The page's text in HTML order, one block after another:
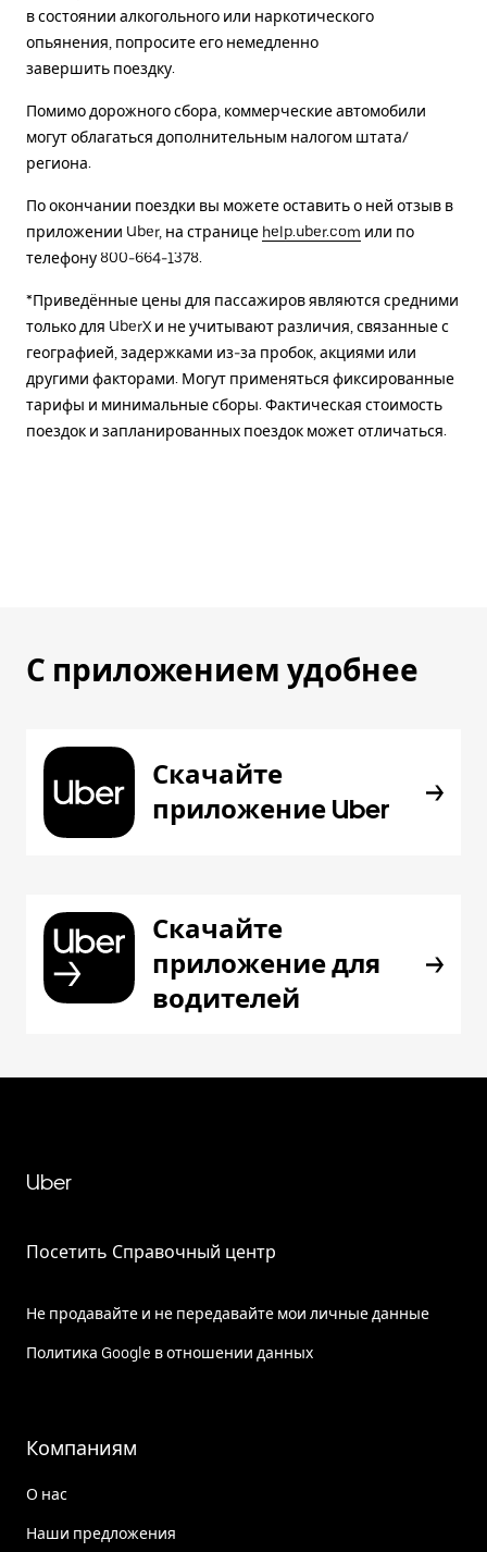
в состоянии алкогольного или наркотического
опьянения, попросите его немедленно
завершить поездку.
Помимо дорожного сбора, коммерческие автомобили
могут облагаться дополнительным налогом штата/
региона.
По окончании поездки вы можете оставить о ней отзыв в
приложении Uber, на странице help.uber.com или по
телефону 800-664-1378.
*Приведённые цены для пассажиров являются средними
только для UberX и не учитывают различия, связанные с
географией, задержками из-за пробок, акциями или
другими факторами. Могут применяться фиксированные
тарифы и минимальные сборы. Фактическая стоимость
поездок и запланированных поездок может отличаться.
С приложением удобнее
Скачайте
приложение Uber
Скачайте
приложение для
водителей
Uber
Посетить Справочный центр
Не продавайте и не передавайте мои личные данные
Политика Google в отношении данных
Компаниям
О нас
Наши предложения